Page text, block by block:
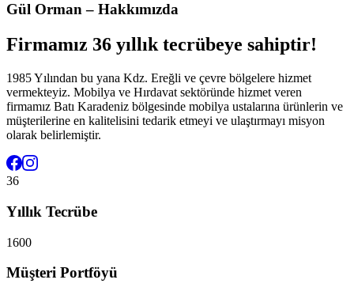
Gül Orman – Hakkımızda
Firmamız 36 yıllık tecrübeye sahiptir!
1985 Yılından bu yana Kdz. Ereğli ve çevre bölgelere hizmet
vermekteyiz. Mobilya ve Hırdavat sektöründe hizmet veren
firmamız Batı Karadeniz bölgesinde mobilya ustalarına ürünlerin ve
müşterilerine en kalitelisini tedarik etmeyi ve ulaştırmayı misyon
olarak belirlemiştir.
36
Yıllık Tecrübe
1600
Müşteri Portföyü